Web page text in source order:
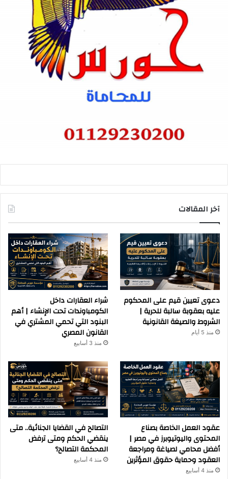
آخر المقالات
دعوى تعيين قيم على المحكوم
عليه بعقوبة سالبة للحرية |
الشروط والصيغة القانونية
منذ 5 أيام
شراء العقارات داخل
الكومباوندات تحت الإنشاء | أهم
البنود التي تحمي المشتري في
القانون المصري
منذ 3 أسابيع
عقود العمل الخاصة بصناع
المحتوى واليوتيوبرز في مصر |
أفضل محامي لصياغة ومراجعة
العقود وحماية حقوق المؤثرين
منذ 4 أسابيع
التصالح في القضايا الجنائية.. متى
ينقضي الحكم ومتى ترفض
المحكمة التصالح؟
منذ 4 أسابيع